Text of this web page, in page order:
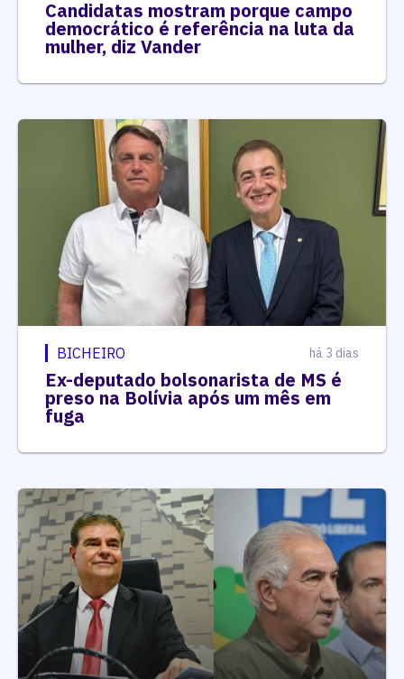
Candidatas mostram porque campo
democrático é referência na luta da
mulher, diz Vander
BICHEIRO há 3 dias
Ex-deputado bolsonarista de MS é
preso na Bolívia após um mês em
fuga